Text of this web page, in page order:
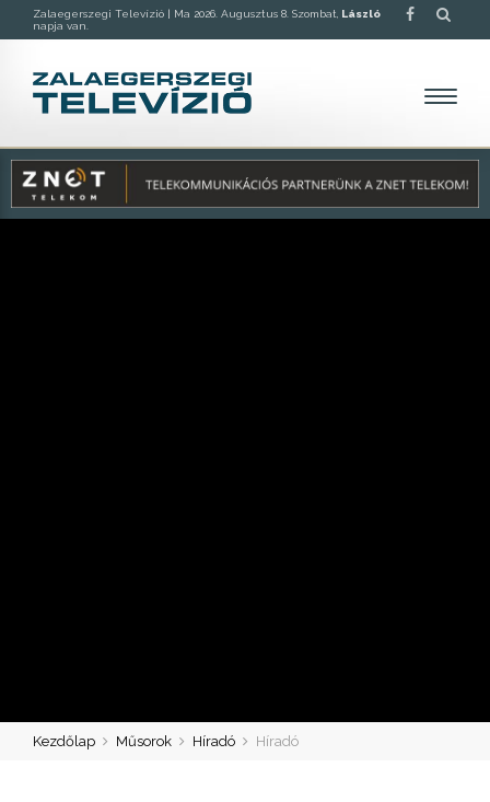
Zalaegerszegi Televízió | Ma 2026. Augusztus 8. Szombat, László
napja van.
Kezdőlap Műsorok Híradó Híradó